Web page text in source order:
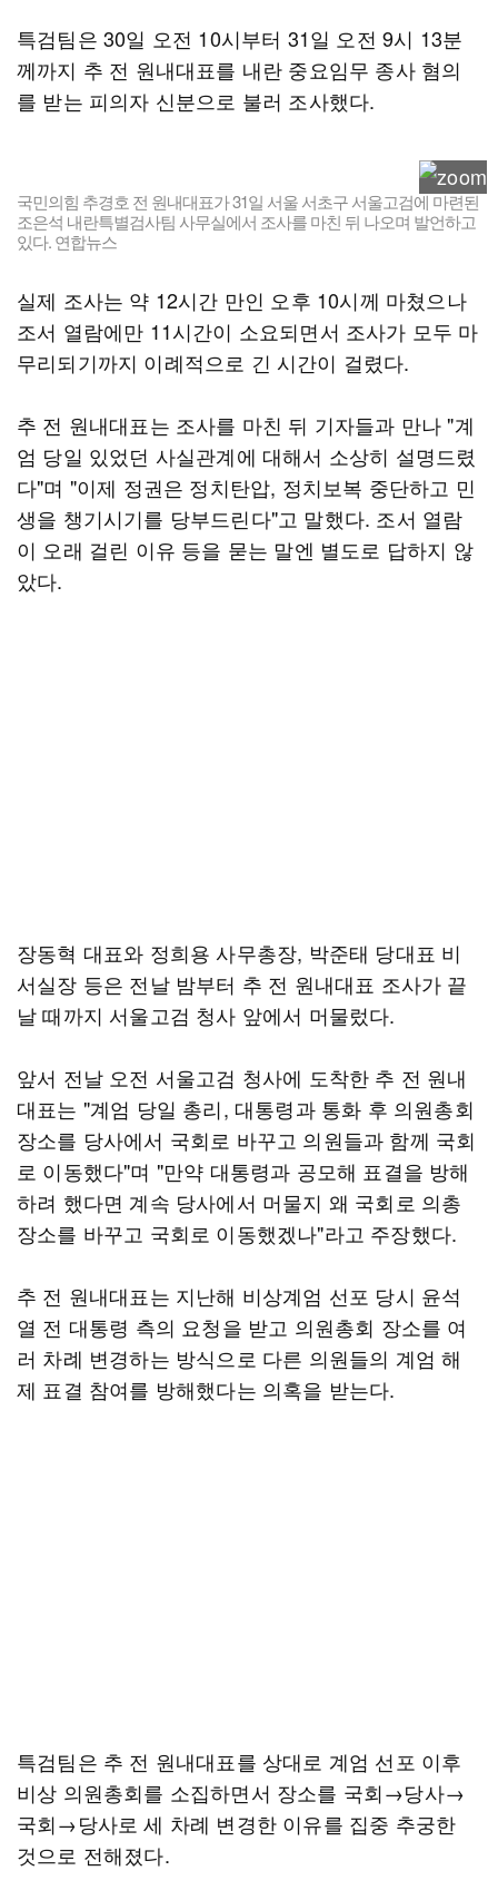
특검팀은 30일 오전 10시부터 31일 오전 9시 13분
께까지 추 전 원내대표를 내란 중요임무 종사 혐의
를 받는 피의자 신분으로 불러 조사했다.
국민의힘 추경호 전 원내대표가 31일 서울 서초구 서울고검에 마련된
조은석 내란특별검사팀 사무실에서 조사를 마친 뒤 나오며 발언하고
있다. 연합뉴스
실제 조사는 약 12시간 만인 오후 10시께 마쳤으나
조서 열람에만 11시간이 소요되면서 조사가 모두 마
무리되기까지 이례적으로 긴 시간이 걸렸다.
추 전 원내대표는 조사를 마친 뒤 기자들과 만나 "계
엄 당일 있었던 사실관계에 대해서 소상히 설명드렸
다"며 "이제 정권은 정치탄압, 정치보복 중단하고 민
생을 챙기시기를 당부드린다"고 말했다. 조서 열람
이 오래 걸린 이유 등을 묻는 말엔 별도로 답하지 않
았다.
장동혁 대표와 정희용 사무총장, 박준태 당대표 비
서실장 등은 전날 밤부터 추 전 원내대표 조사가 끝
날 때까지 서울고검 청사 앞에서 머물렀다.
앞서 전날 오전 서울고검 청사에 도착한 추 전 원내
대표는 "계엄 당일 총리, 대통령과 통화 후 의원총회
장소를 당사에서 국회로 바꾸고 의원들과 함께 국회
로 이동했다"며 "만약 대통령과 공모해 표결을 방해
하려 했다면 계속 당사에서 머물지 왜 국회로 의총
장소를 바꾸고 국회로 이동했겠나"라고 주장했다.
추 전 원내대표는 지난해 비상계엄 선포 당시 윤석
열 전 대통령 측의 요청을 받고 의원총회 장소를 여
러 차례 변경하는 방식으로 다른 의원들의 계엄 해
제 표결 참여를 방해했다는 의혹을 받는다.
특검팀은 추 전 원내대표를 상대로 계엄 선포 이후
비상 의원총회를 소집하면서 장소를 국회→당사→
국회→당사로 세 차례 변경한 이유를 집중 추궁한
것으로 전해졌다.